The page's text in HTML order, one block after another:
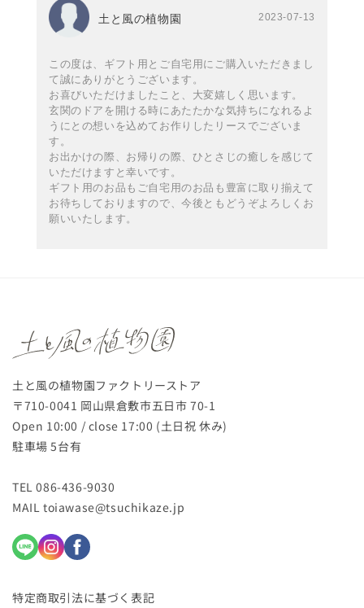
土と風の植物園 2023-07-13
この度は、ギフト用とご自宅用にご購入いただきまし
て誠にありがとうございます。
お喜びいただけましたこと、大変嬉しく思います。
玄関のドアを開ける時にあたたかな気持ちになれるよ
うにとの想いを込めてお作りしたリースでございま
す。
お出かけの際、お帰りの際、ひとさじの癒しを感じて
いただけますと幸いです。
ギフト用のお品もご自宅用のお品も豊富に取り揃えて
お待ちしておりますので、今後ともどうぞよろしくお
願いいたします。
土と風の植物園ファクトリーストア
〒710-0041 岡山県倉敷市五日市 70-1
Open 10:00 / close 17:00 (土日祝 休み)
駐車場 5台有
TEL 086-436-9030
MAIL toiawase@tsuchikaze.jp
特定商取引法に基づく表記